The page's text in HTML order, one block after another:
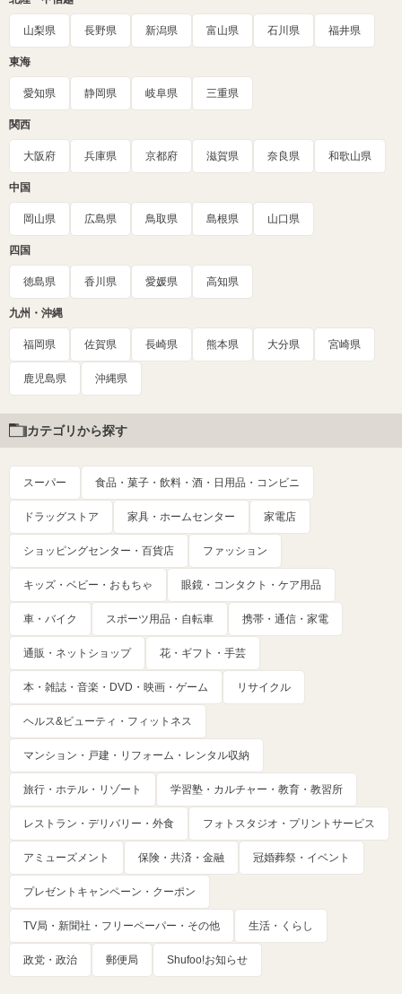
山梨県 長野県 新潟県 富山県 石川県 福井県
東海
愛知県 静岡県 岐阜県 三重県
関西
大阪府 兵庫県 京都府 滋賀県 奈良県 和歌山県
中国
岡山県 広島県 鳥取県 島根県 山口県
四国
徳島県 香川県 愛媛県 高知県
九州・沖縄
福岡県 佐賀県 長崎県 熊本県 大分県 宮崎県
鹿児島県 沖縄県
カテゴリから探す
スーパー 食品・菓子・飲料・酒・日用品・コンビニ
ドラッグストア 家具・ホームセンター 家電店
ショッピングセンター・百貨店 ファッション
キッズ・ベビー・おもちゃ 眼鏡・コンタクト・ケア用品
車・バイク スポーツ用品・自転車 携帯・通信・家電
通販・ネットショップ 花・ギフト・手芸
本・雑誌・音楽・DVD・映画・ゲーム リサイクル
ヘルス&ビューティ・フィットネス
マンション・戸建・リフォーム・レンタル収納
旅行・ホテル・リゾート 学習塾・カルチャー・教育・教習所
レストラン・デリバリー・外食 フォトスタジオ・プリントサービス
アミューズメント 保険・共済・金融 冠婚葬祭・イベント
プレゼントキャンペーン・クーポン
TV局・新聞社・フリーペーパー・その他 生活・くらし
政党・政治 郵便局 Shufoo!お知らせ